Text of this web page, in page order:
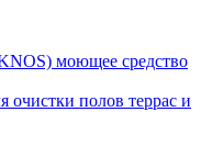
моющее средство
полов террас и